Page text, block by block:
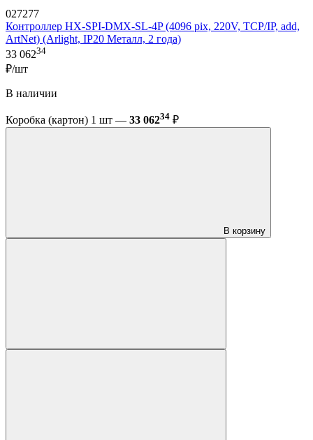
027277
Контроллер HX-SPI-DMX-SL-4P (4096 pix, 220V, TCP/IP, add,
ArtNet) (Arlight, IP20 Металл, 2 года)
33 06234
₽/шт
В наличии
Коробка (картон) 1 шт — 33 06234 ₽
В корзину